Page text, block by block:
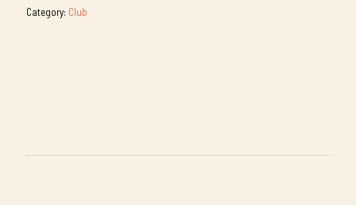
Category: Club